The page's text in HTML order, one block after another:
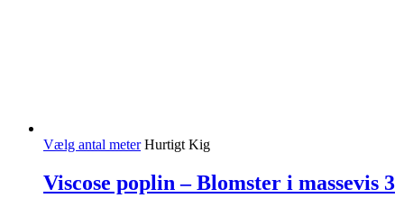
Vælg antal meter Hurtigt Kig
Viscose poplin – Blomster i massevis 3